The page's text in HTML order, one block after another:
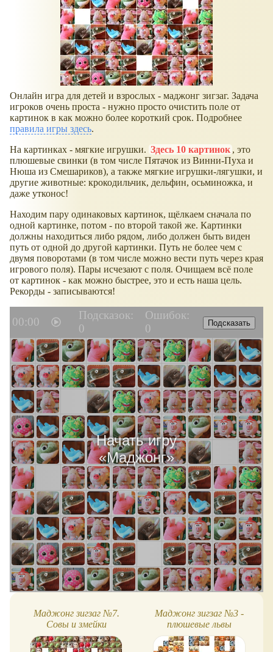
Онлайн игра для детей и взрослых - маджонг зигзаг. Задача
игроков очень проста - нужно просто очистить поле от
картинок в как можно более короткий срок. Подробнее
правила игры здесь.
На картинках - мягкие игрушки. Здесь 10 картинок , это
плюшевые свинки (в том числе Пятачок из Винни-Пуха и
Нюша из Смешариков), а также мягкие игрушки-лягушки, и
другие животные: крокодильчик, дельфин, осьминожка, и
даже утконос!
Находим пару одинаковых картинок, щёлкаем сначала по
одной картинке, потом - по второй такой же. Картинки
должны находиться либо рядом, либо должен быть виден
путь от одной до другой картинки. Путь не более чем с
двумя поворотами (в том числе можно вести путь через края
игрового поля). Пары исчезают с поля. Очищаем всё поле
от картинок - как можно быстрее, это и есть наша цель.
Рекорды - записываются!
00:00
Подсказок:
0
Ошибок:
0
Подсказать
Начать игру
«Маджонг»
Маджонг зигзаг №7.
Совы и змейки
Маджонг зигзаг №3 -
плюшевые львы